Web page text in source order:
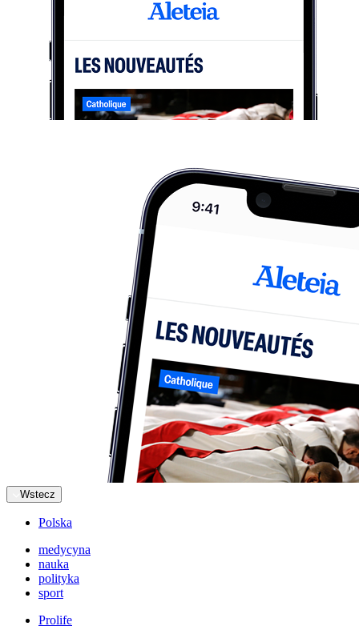
Wstecz
Polska
medycyna
nauka
polityka
sport
Prolife